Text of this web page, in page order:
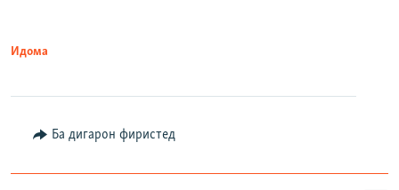
Идома
Ба дигарон фиристед